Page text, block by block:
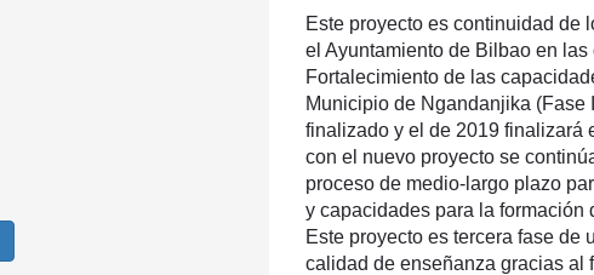
Este proyecto es continuidad de
el Ayuntamiento de Bilbao en
Fortalecimiento de las
Municipio de Ngandanjika (Fase
finalizado y el de 2019 finalizará
con el nuevo proyecto se
proceso de medio-largo plazo
y capacidades para la
Este proyecto es tercera fase de
calidad de enseñanza gracias al